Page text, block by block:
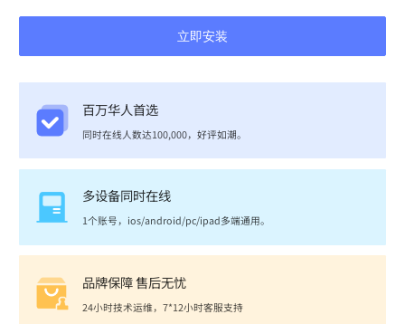
立即安装
百万华人首选
同时在线人数达100,000，好评如潮。
多设备同时在线
1个账号，ios/android/pc/ipad多端通用。
品牌保障 售后无忧
24小时技术运维，7*12小时客服支持